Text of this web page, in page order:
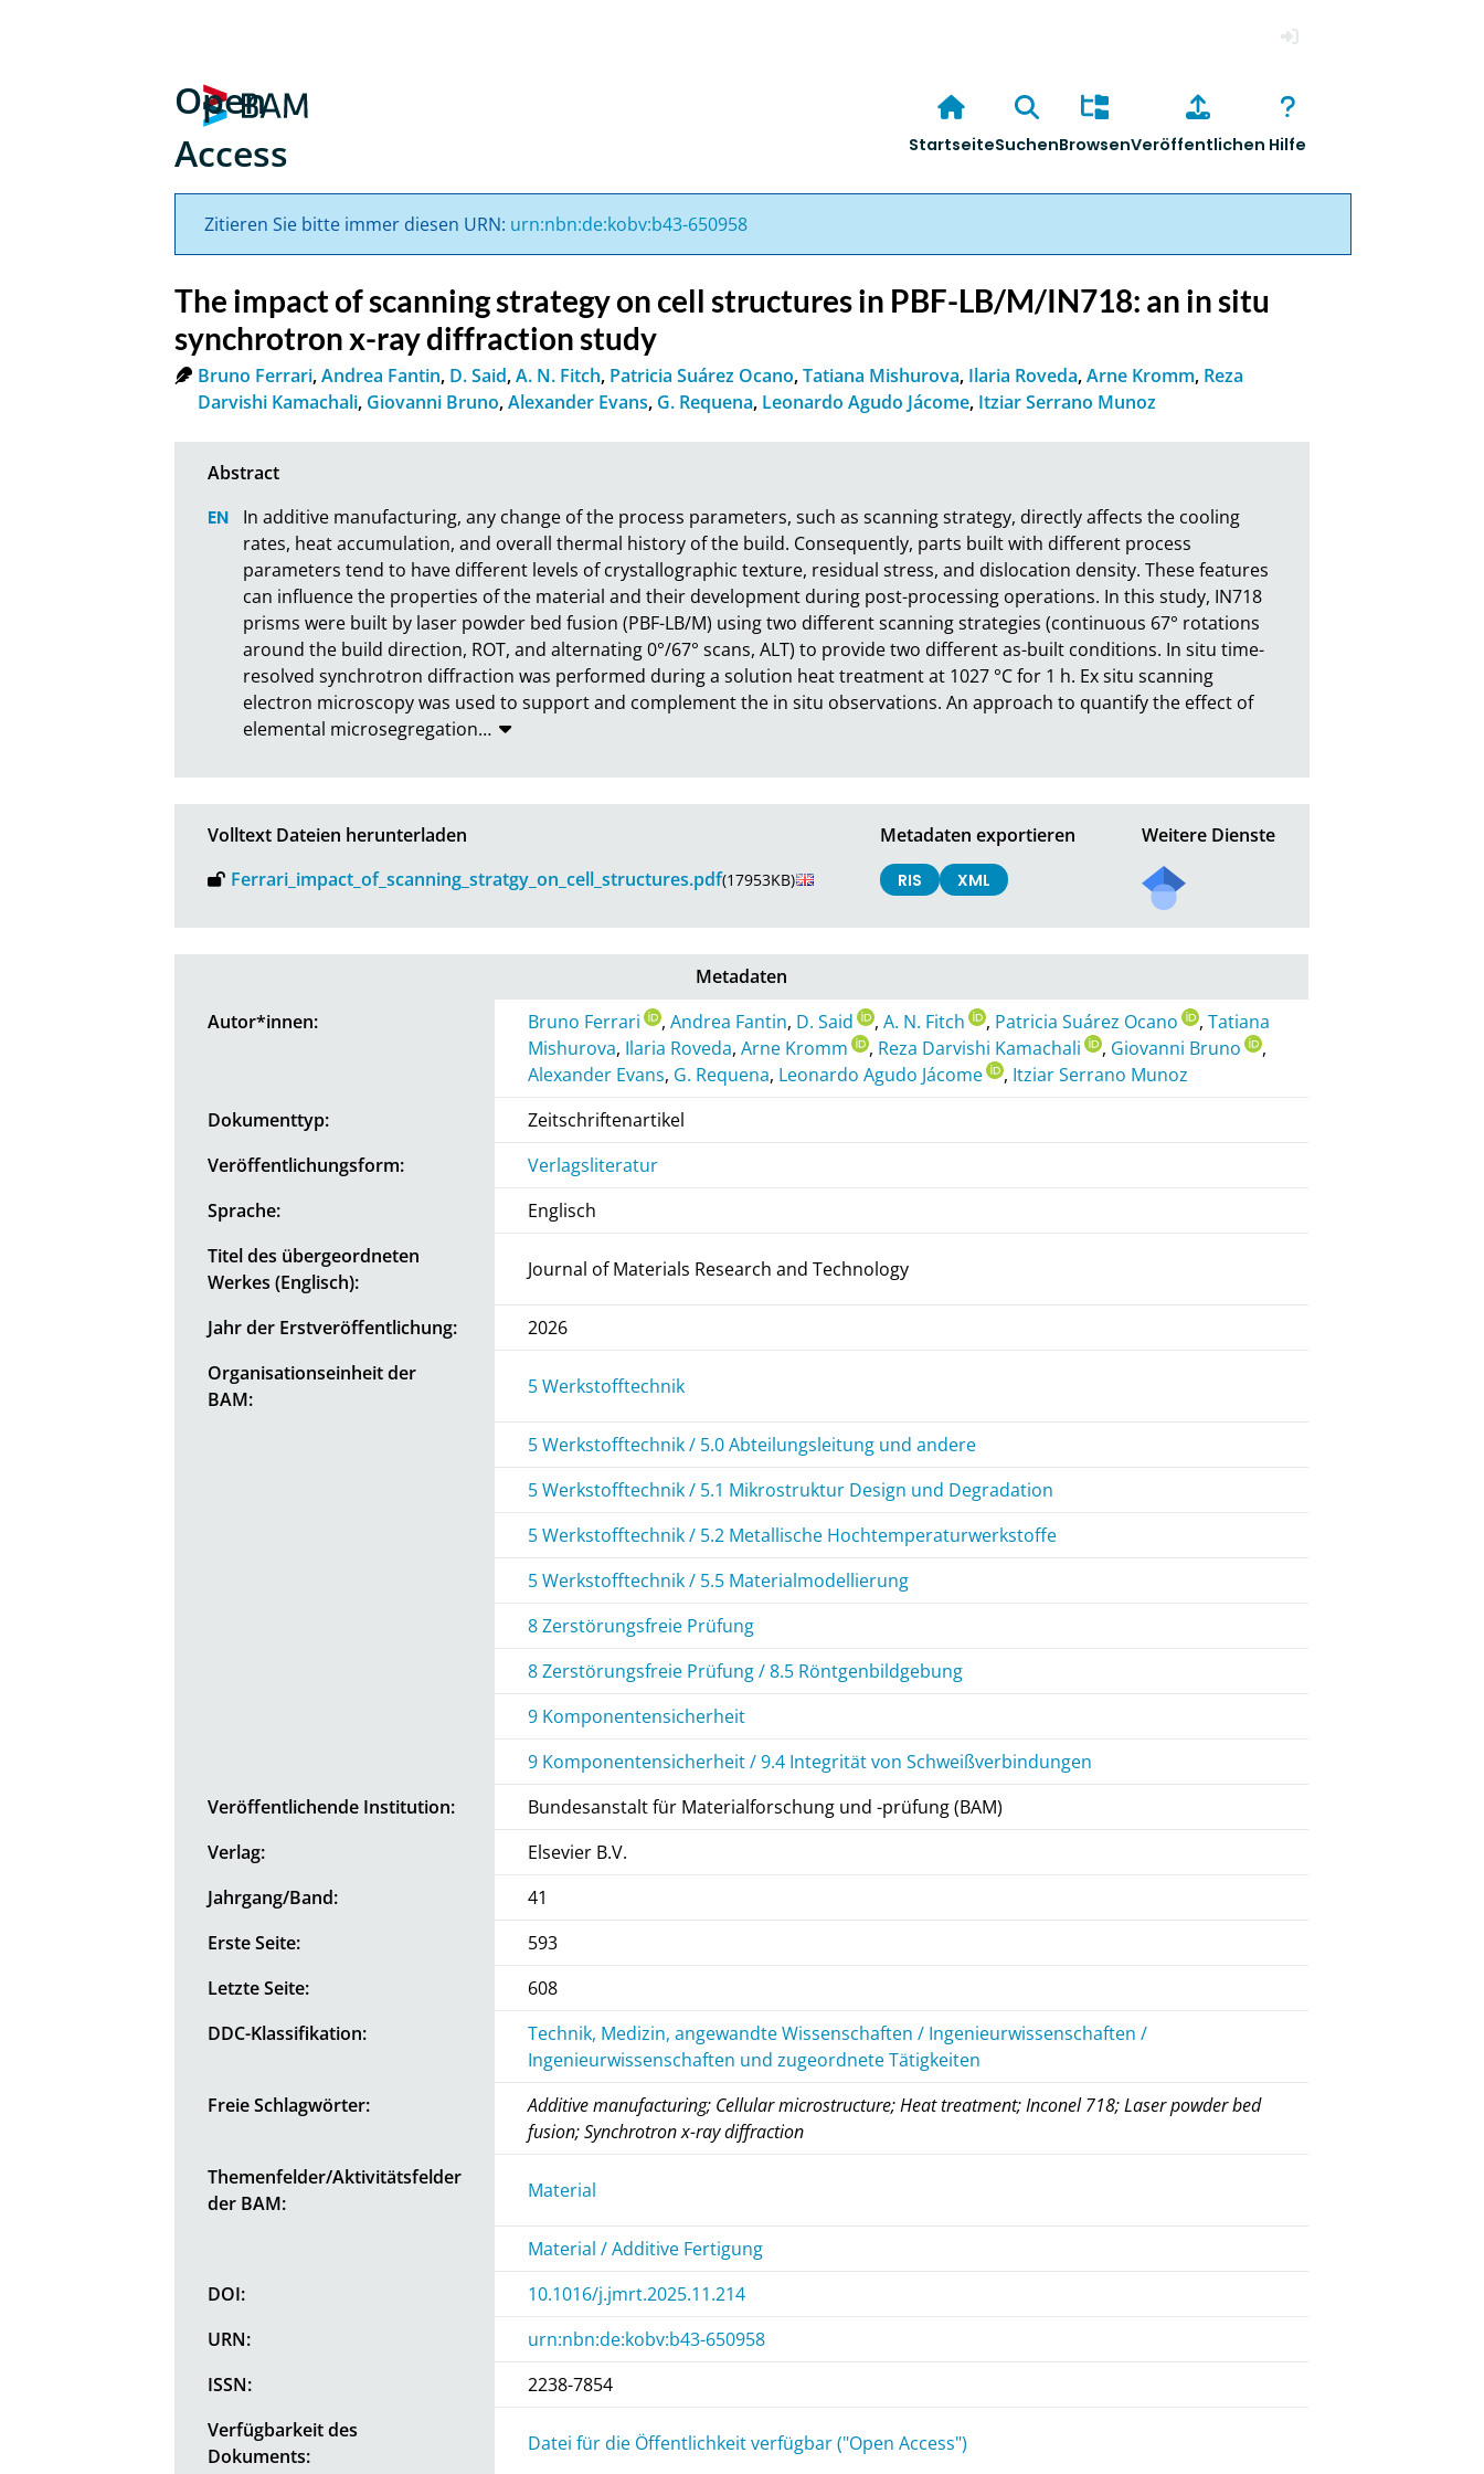
Open
Access
StartseiteSuchenBrowsenVeröffentlichen Hilfe
Zitieren Sie bitte immer diesen URN: urn:nbn:de:kobv:b43-650958
The impact of scanning strategy on cell structures in PBF-LB/M/IN718: an in situ
synchrotron x-ray diffraction study
Bruno Ferrari,Andrea Fantin, D. Said,A. N. Fitch, Patricia Suárez Ocano,Tatiana Mishurova, Ilaria Roveda,Arne Kromm, Reza
Darvishi Kamachali, Giovanni Bruno,Alexander Evans, G. Requena, Leonardo Agudo Jácome, Itziar Serrano Munoz
In additive manufacturing, any change of the process parameters, such as scanning strategy, directly affects the cooling
rates, heat accumulation, and overall thermal history of the build. Consequently, parts built with different process
parameters tend to have different levels of crystallographic texture, residual stress, and dislocation density. These features
can influence the properties of the material and their development during post-processing operations. In this study, IN718
prisms were built by laser powder bed fusion (PBF-LB/M) using two different scanning strategies (continuous 67° rotations
around the build direction, ROT, and alternating 0°/67° scans, ALT) to provide two different as-built conditions. In situ time-
resolved synchrotron diffraction was performed during a solution heat treatment at 1027 °C for 1 h. Ex situ scanning
electron microscopy was used to support and complement the in situ observations. An approach to quantify the effect of
elemental microsegregation…
Volltext Dateien herunterladen
Ferrari_impact_of_scanning_stratgy_on_cell_structures.pdf(17953KB)
Metadaten exportieren
RIS XML
Weitere Dienste
Metadaten
Autor*innen:
Bruno Ferrari ,Andrea Fantin, D. Said ,A. N. Fitch , Patricia Suárez Ocano ,Tatiana
Mishurova, Ilaria Roveda,Arne Kromm , Reza Darvishi Kamachali , Giovanni Bruno
,
Alexander Evans, G. Requena, Leonardo Agudo Jácome , Itziar Serrano Munoz
Dokumenttyp:
Zeitschriftenartikel
Veröffentlichungsform:
Verlagsliteratur
Sprache:
Englisch
Titel des übergeordneten
Werkes (Englisch):
Journal of Materials Research and Technology
Jahr der Erstveröffentlichung:
2026
Organisationseinheit der
BAM:
5 Werkstofftechnik
5 Werkstofftechnik / 5.0 Abteilungsleitung und andere
5 Werkstofftechnik / 5.1 Mikrostruktur Design und Degradation
5 Werkstofftechnik / 5.2 Metallische Hochtemperaturwerkstoffe
5 Werkstofftechnik / 5.5 Materialmodellierung
8 Zerstörungsfreie Prüfung
8 Zerstörungsfreie Prüfung / 8.5 Röntgenbildgebung
9 Komponentensicherheit
9 Komponentensicherheit / 9.4 Integrität von Schweißverbindungen
Veröffentlichende Institution:
Bundesanstalt für Materialforschung und -prüfung (BAM)
Verlag:
Elsevier B.V.
Jahrgang/Band:
41
Erste Seite:
593
Letzte Seite:
608
DDC-Klassifikation:
Technik, Medizin, angewandte Wissenschaften / Ingenieurwissenschaften /
Ingenieurwissenschaften und zugeordnete Tätigkeiten
Freie Schlagwörter:
Additive manufacturing; Cellular microstructure; Heat treatment; Inconel 718; Laser powder bed
fusion; Synchrotron x-ray diffraction
Themenfelder/Aktivitätsfelder
der BAM:
Material
Material / Additive Fertigung
DOI:
10.1016/j.jmrt.2025.11.214
URN:
urn:nbn:de:kobv:b43-650958
ISSN:
2238-7854
Verfügbarkeit des
Dokuments:
Datei für die Öffentlichkeit verfügbar ("Open Access")